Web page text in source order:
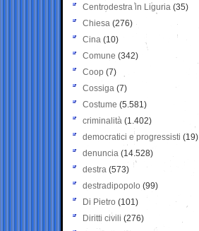
Centrodestra in Liguria (35)
Chiesa (276)
Cina (10)
Comune (342)
Coop (7)
Cossiga (7)
Costume (5.581)
criminalità (1.402)
democratici e progressisti (19)
denuncia (14.528)
destra (573)
destradipopolo (99)
Di Pietro (101)
Diritti civili (276)